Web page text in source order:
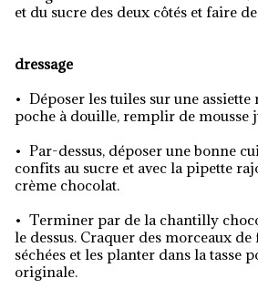
et du sucre des deux côtés et faire
dressage
• Déposer les tuiles sur une assiette
poche à douille, remplir de mousse
• Par-dessus, déposer une bonne
confits au sucre et avec la pipette
crème chocolat.
• Terminer par de la chantilly
le dessus. Craquer des morceaux
séchées et les planter dans la tasse
originale.